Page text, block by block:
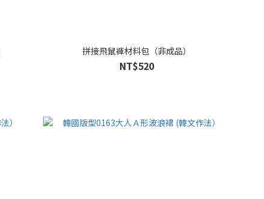
拼接飛鼠褲材料包（非成品）
NT$520